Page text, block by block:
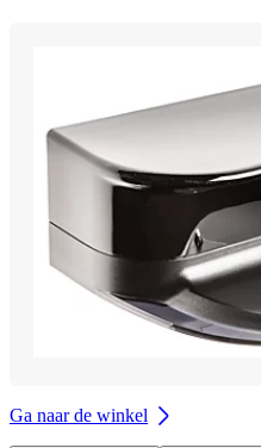
Ga naar de winkel